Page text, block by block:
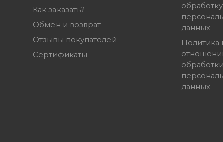
Как заказать?
Обмен и возврат
Отзывы покупателей
Сертификаты
обработку
данных
Политика
обработки
данных